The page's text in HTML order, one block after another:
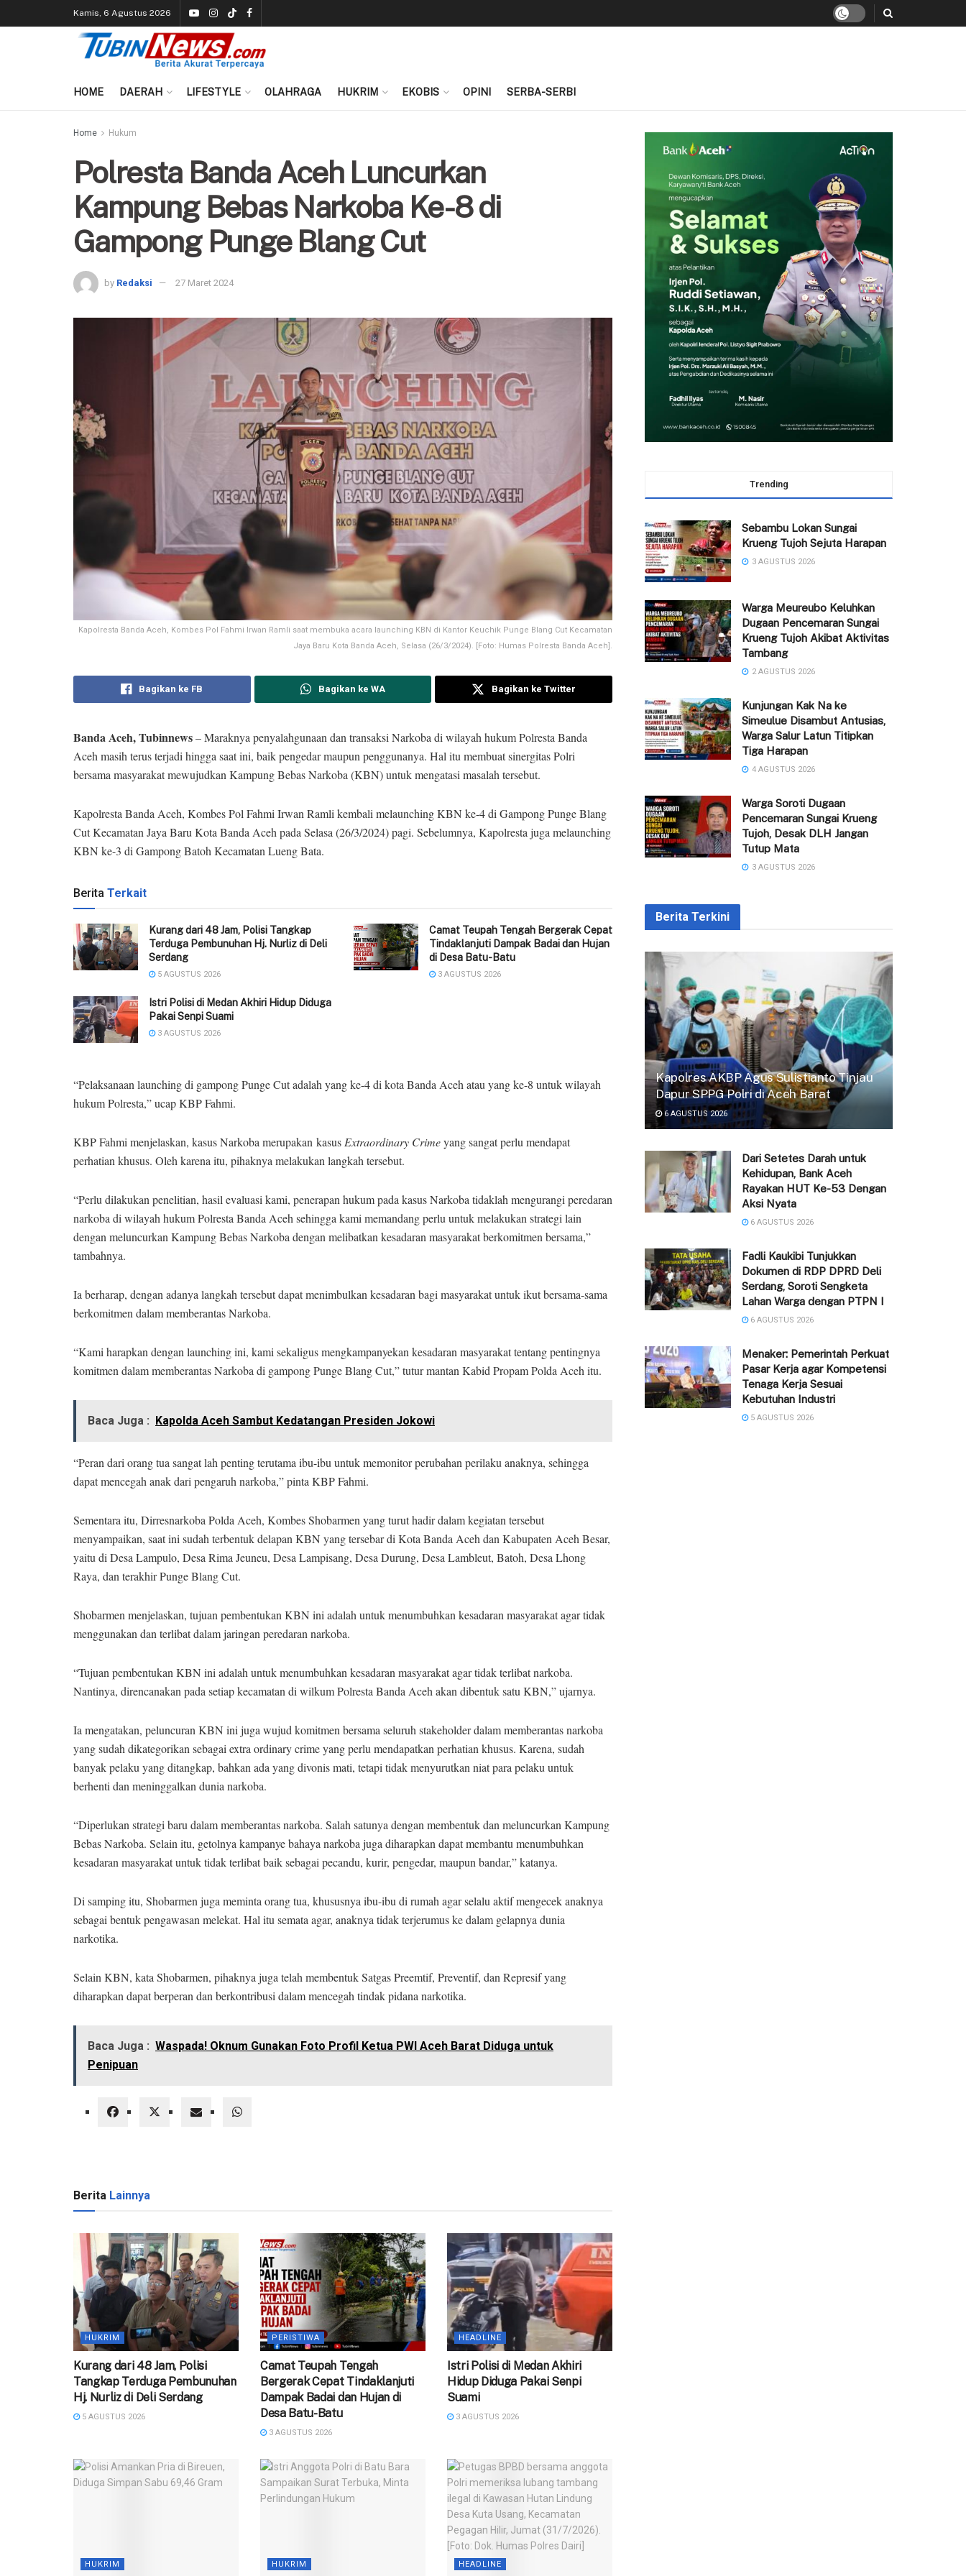
Kamis, 6 Agustus 2026
HOME DAERAH LIFESTYLE OLAHRAGA HUKRIM EKOBIS OPINI SERBA-SERBI
Home Hukum
Polresta Banda Aceh Luncurkan
Kampung Bebas Narkoba Ke-8 di
Gampong Punge Blang Cut
by Redaksi 27 Maret 2024
Kapolresta Banda Aceh, Kombes Pol Fahmi Irwan Ramli saat membuka acara launching KBN di Kantor Keuchik Punge Blang Cut Kecamatan
Jaya Baru Kota Banda Aceh, Selasa (26/3/2024). [Foto: Humas Polresta Banda Aceh].
Bagikan ke FB Bagikan ke WA Bagikan ke Twitter
Banda Aceh, Tubinnews– Maraknya penyalahgunaan dan transaksi Narkoba di wilayah hukum Polresta Banda
Aceh masih terus terjadi hingga saat ini, baik pengedar maupun penggunanya. Hal itu membuat sinergitas Polri
bersama masyarakat mewujudkan Kampung Bebas Narkoba (KBN) untuk mengatasi masalah tersebut.
Kapolresta Banda Aceh, Kombes Pol Fahmi Irwan Ramli kembali melaunching KBN ke-4 di Gampong Punge Blang
Cut Kecamatan Jaya Baru Kota Banda Aceh pada Selasa (26/3/2024) pagi. Sebelumnya, Kapolresta juga melaunching
KBN ke-3 di Gampong Batoh Kecamatan Lueng Bata.
Berita Terkait
‎Kurang dari 48 Jam, Polisi Tangkap
Terduga Pembunuhan Hj. Nurliz di Deli
Serdang
5 AGUSTUS 2026
Camat Teupah Tengah Bergerak Cepat
Tindaklanjuti Dampak Badai dan Hujan
di Desa Batu-Batu
3 AGUSTUS 2026
‎Istri Polisi di Medan Akhiri Hidup Diduga
Pakai Senpi Suami
3 AGUSTUS 2026
“Pelaksanaan launching di gampong Punge Cut adalah yang ke-4 di kota Banda Aceh atau yang ke-8 untuk wilayah
hukum Polresta,” ucap KBP Fahmi.
KBP Fahmi menjelaskan, kasus Narkoba merupakan kasus Extraordinary Crimeyang sangat perlu mendapat
perhatian khusus. Oleh karena itu, pihaknya melakukan langkah tersebut.
“Perlu dilakukan penelitian, hasil evaluasi kami, penerapan hukum pada kasus Narkoba tidaklah mengurangi peredaran
narkoba di wilayah hukum Polresta Banda Aceh sehingga kami memandang perlu untuk melakukan strategi lain
dengan meluncurkan Kampung Bebas Narkoba dengan melibatkan kesadaran masyarakat berkomitmen bersama,”
tambahnya.
Ia berharap, dengan adanya langkah tersebut dapat menimbulkan kesadaran bagi masyarakat untuk ikut bersama-sama
berkomitmen dalam memberantas Narkoba.
“Kami harapkan dengan launching ini, kami sekaligus mengkampanyekan kesadaran masyarakat tentang pentingnya
komitmen dalam memberantas Narkoba di gampong Punge Blang Cut,” tutur mantan Kabid Propam Polda Aceh itu.
Baca Juga : Kapolda Aceh Sambut Kedatangan Presiden Jokowi
“Peran dari orang tua sangat lah penting terutama ibu-ibu untuk memonitor perubahan perilaku anaknya, sehingga
dapat mencegah anak dari pengaruh narkoba,” pinta KBP Fahmi.
Sementara itu, Dirresnarkoba Polda Aceh, Kombes Shobarmen yang turut hadir dalam kegiatan tersebut
menyampaikan, saat ini sudah terbentuk delapan KBN yang tersebar di Kota Banda Aceh dan Kabupaten Aceh Besar,
yaitu di Desa Lampulo, Desa Rima Jeuneu, Desa Lampisang, Desa Durung, Desa Lambleut, Batoh, Desa Lhong
Raya, dan terakhir Punge Blang Cut.
Shobarmen menjelaskan, tujuan pembentukan KBN ini adalah untuk menumbuhkan kesadaran masyarakat agar tidak
menggunakan dan terlibat dalam jaringan peredaran narkoba.
“Tujuan pembentukan KBN ini adalah untuk menumbuhkan kesadaran masyarakat agar tidak terlibat narkoba.
Nantinya, direncanakan pada setiap kecamatan di wilkum Polresta Banda Aceh akan dibentuk satu KBN,” ujarnya.
Ia mengatakan, peluncuran KBN ini juga wujud komitmen bersama seluruh stakeholder dalam memberantas narkoba
yang sudah dikategorikan sebagai extra ordinary crime yang perlu mendapatkan perhatian khusus. Karena, sudah
banyak pelaku yang ditangkap, bahkan ada yang divonis mati, tetapi tidak menyurutkan niat para pelaku untuk
berhenti dan meninggalkan dunia narkoba.
“Diperlukan strategi baru dalam memberantas narkoba. Salah satunya dengan membentuk dan meluncurkan Kampung
Bebas Narkoba. Selain itu, getolnya kampanye bahaya narkoba juga diharapkan dapat membantu menumbuhkan
kesadaran masyarakat untuk tidak terlibat baik sebagai pecandu, kurir, pengedar, maupun bandar,” katanya.
Di samping itu, Shobarmen juga meminta orang tua, khususnya ibu-ibu di rumah agar selalu aktif mengecek anaknya
sebagai bentuk pengawasan melekat. Hal itu semata agar, anaknya tidak terjerumus ke dalam gelapnya dunia
narkotika.
Selain KBN, kata Shobarmen, pihaknya juga telah membentuk Satgas Preemtif, Preventif, dan Represif yang
diharapkan dapat berperan dan berkontribusi dalam mencegah tindak pidana narkotika.
Baca Juga : Waspada! Oknum Gunakan Foto Profil Ketua PWI Aceh Barat Diduga untuk
Penipuan
Berita Lainnya
HUKRIM
‎Kurang dari 48 Jam, Polisi
Tangkap Terduga Pembunuhan
Hj. Nurliz di Deli Serdang
5 AGUSTUS 2026
PERISTIWA
Camat Teupah Tengah
Bergerak Cepat Tindaklanjuti
Dampak Badai dan Hujan di
Desa Batu-Batu
3 AGUSTUS 2026
HEADLINE
‎Istri Polisi di Medan Akhiri
Hidup Diduga Pakai Senpi
Suami
3 AGUSTUS 2026
HUKRIM HUKRIM HEADLINE
Trending
Sebambu Lokan Sungai
Krueng Tujoh Sejuta Harapan
3 AGUSTUS 2026
Warga Meureubo Keluhkan
Dugaan Pencemaran Sungai
Krueng Tujoh Akibat Aktivitas
Tambang
2 AGUSTUS 2026
Kunjungan Kak Na ke
Simeulue Disambut Antusias,
Warga Salur Latun Titipkan
Tiga Harapan
4 AGUSTUS 2026
Warga Soroti Dugaan
Pencemaran Sungai Krueng
Tujoh, Desak DLH Jangan
Tutup Mata
3 AGUSTUS 2026
Berita Terkini
Kapolres AKBP Agus Sulistianto Tinjau
Dapur SPPG Polri di Aceh Barat
6 AGUSTUS 2026
Dari Setetes Darah untuk
Kehidupan, Bank Aceh
Rayakan HUT Ke-53 Dengan
Aksi Nyata
6 AGUSTUS 2026
Fadli Kaukibi Tunjukkan
Dokumen di RDP DPRD Deli
Serdang, Soroti Sengketa
Lahan Warga dengan PTPN I
6 AGUSTUS 2026
Menaker: Pemerintah Perkuat
Pasar Kerja agar Kompetensi
Tenaga Kerja Sesuai
Kebutuhan Industri
5 AGUSTUS 2026